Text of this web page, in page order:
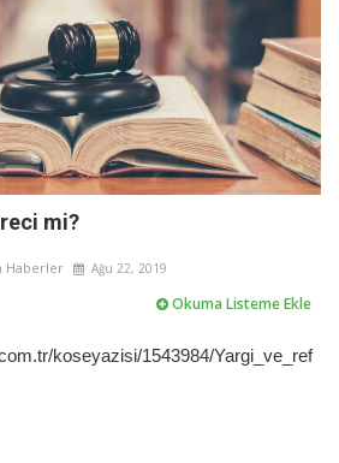
mi?
Haberler Ağu 22, 2019
Okuma Listeme Ekle
koseyazisi/1543984/Yargi_ve_ref